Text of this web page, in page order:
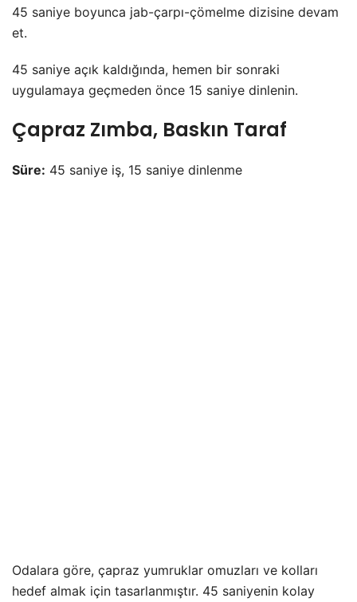
45 saniye boyunca jab-çarpı-çömelme dizisine devam
et.
45 saniye açık kaldığında, hemen bir sonraki
uygulamaya geçmeden önce 15 saniye dinlenin.
Çapraz Zımba, Baskın Taraf
Süre: 45 saniye iş, 15 saniye dinlenme
Odalara göre, çapraz yumruklar omuzları ve kolları
hedef almak için tasarlanmıştır. 45 saniyenin kolay